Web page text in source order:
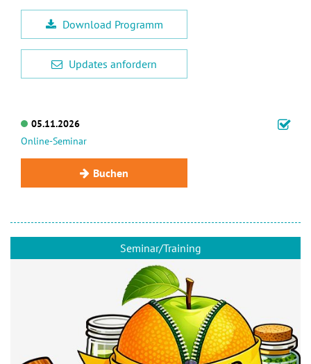
Download Programm
Updates anfordern
05.11.2026
Online-Seminar
Buchen
Seminar/Training